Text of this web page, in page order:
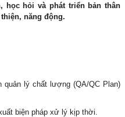
học hỏi và phát triển bản thân
năng động.
quản lý chất lượng (QA/QC Plan)
biện pháp xử lý kịp thời.